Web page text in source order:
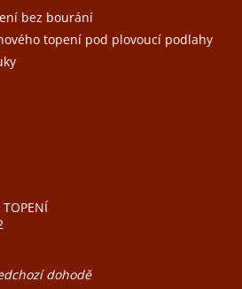
bez bourání
topení pod plovoucí podlahy
TOPENÍ
dohodě